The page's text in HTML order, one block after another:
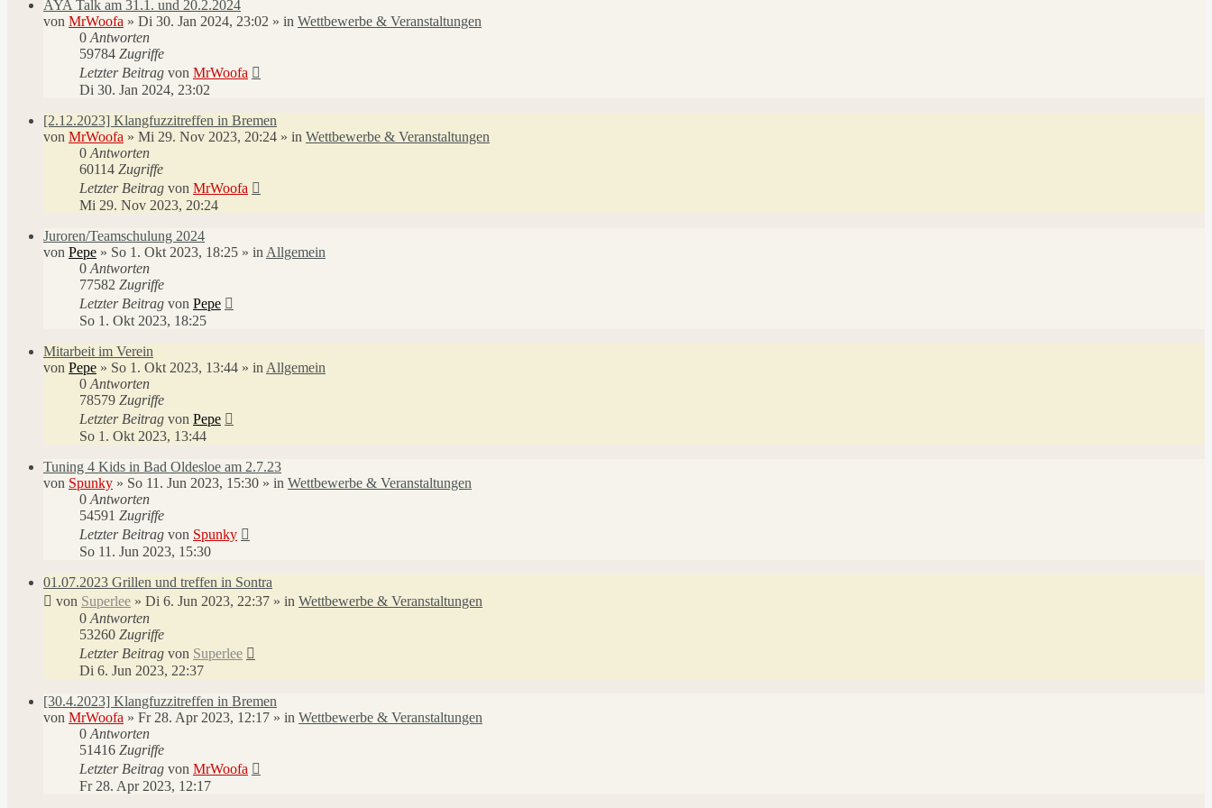
AYA Talk am 31.1. und 20.2.2024
von MrWoofa » Di 30. Jan 2024, 23:02 » in Wettbewerbe & Veranstaltungen
0 Antworten
59784 Zugriffe
Letzter Beitrag von MrWoofa
Di 30. Jan 2024, 23:02
[2.12.2023] Klangfuzzitreffen in Bremen
von MrWoofa » Mi 29. Nov 2023, 20:24 » in Wettbewerbe & Veranstaltungen
0 Antworten
60114 Zugriffe
Letzter Beitrag von MrWoofa
Mi 29. Nov 2023, 20:24
Juroren/Teamschulung 2024
von Pepe » So 1. Okt 2023, 18:25 » in Allgemein
0 Antworten
77582 Zugriffe
Letzter Beitrag von Pepe
So 1. Okt 2023, 18:25
Mitarbeit im Verein
von Pepe » So 1. Okt 2023, 13:44 » in Allgemein
0 Antworten
78579 Zugriffe
Letzter Beitrag von Pepe
So 1. Okt 2023, 13:44
Tuning 4 Kids in Bad Oldesloe am 2.7.23
von Spunky » So 11. Jun 2023, 15:30 » in Wettbewerbe & Veranstaltungen
0 Antworten
54591 Zugriffe
Letzter Beitrag von Spunky
So 11. Jun 2023, 15:30
01.07.2023 Grillen und treffen in Sontra
von Superlee » Di 6. Jun 2023, 22:37 » in Wettbewerbe & Veranstaltungen
0 Antworten
53260 Zugriffe
Letzter Beitrag von Superlee
Di 6. Jun 2023, 22:37
[30.4.2023] Klangfuzzitreffen in Bremen
von MrWoofa » Fr 28. Apr 2023, 12:17 » in Wettbewerbe & Veranstaltungen
0 Antworten
51416 Zugriffe
Letzter Beitrag von MrWoofa
Fr 28. Apr 2023, 12:17